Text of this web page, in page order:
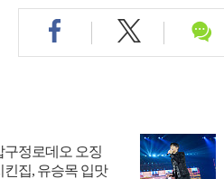
구정로데오 오징
킨집, 유승목 입맛